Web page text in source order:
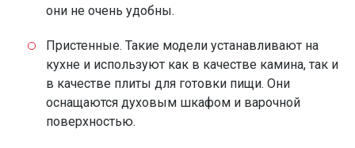
они не очень удобны.
Пристенные. Такие модели устанавливают на
кухне и используют как в качестве камина, так и
в качестве плиты для готовки пищи. Они
оснащаются духовым шкафом и варочной
поверхностью.